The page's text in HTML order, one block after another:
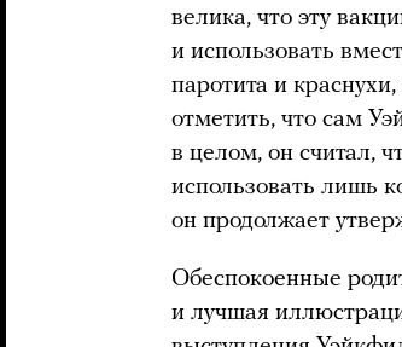
велика, что эту
и использовать
паротита и
отметить, что сам
в целом, он считал,
использовать лишь
он продолжает
Обеспокоенные
и лучшая